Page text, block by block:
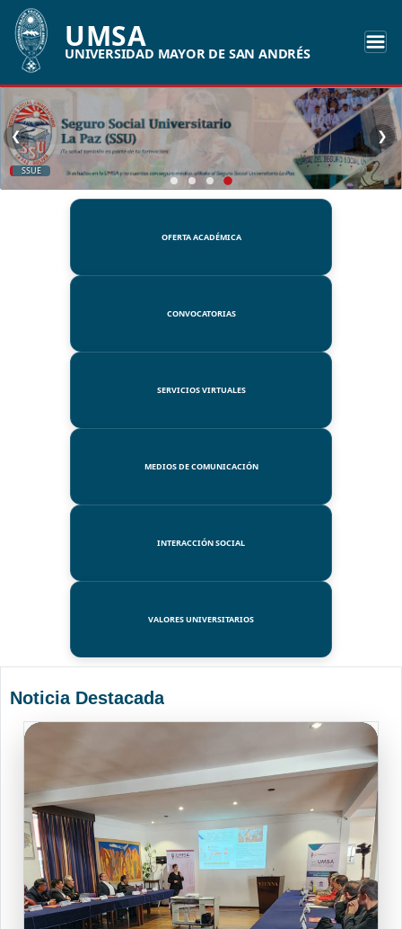
UMSA
UNIVERSIDAD MAYOR DE SAN ANDRÉS
SSUE
❮ ❯
OFERTA ACADÉMICA
CONVOCATORIAS
SERVICIOS VIRTUALES
MEDIOS DE COMUNICACIÓN
INTERACCIÓN SOCIAL
VALORES UNIVERSITARIOS
Noticia Destacada